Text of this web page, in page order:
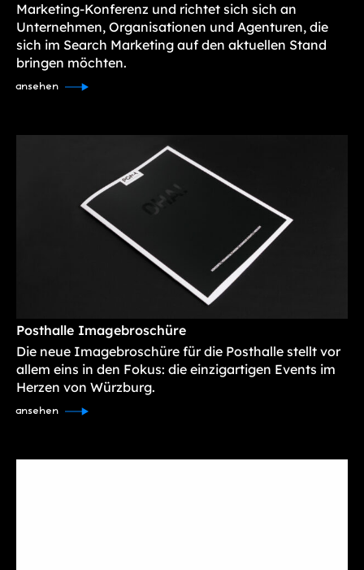
Marketing-Konferenz und richtet sich sich an
Unternehmen, Organisationen und Agenturen, die
sich im Search Marketing auf den aktuellen Stand
bringen möchten.
ansehen
Posthalle Imagebroschüre
Die neue Imagebroschüre für die Posthalle stellt vor
allem eins in den Fokus: die einzigartigen Events im
Herzen von Würzburg.
ansehen